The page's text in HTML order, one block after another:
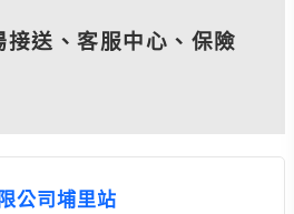
送、客服中心、保險
公司埔里站